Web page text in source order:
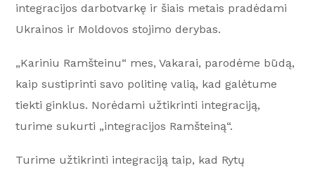
integracijos darbotvarkę ir šiais metais pradėdami
Ukrainos ir Moldovos stojimo derybas.
„Kariniu Ramšteinu“ mes, Vakarai, parodėme būdą,
kaip sustiprinti savo politinę valią, kad galėtume
tiekti ginklus. Norėdami užtikrinti integraciją,
turime sukurti „integracijos Ramšteiną“.
Turime užtikrinti integraciją taip, kad Rytų